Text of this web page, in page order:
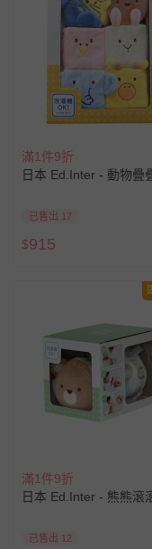
滿1件9折
日本 Ed.Inter - 動物疊
已售出 17
$915
滿1件9折
日本 Ed.Inter - 熊熊滾
已售出 12